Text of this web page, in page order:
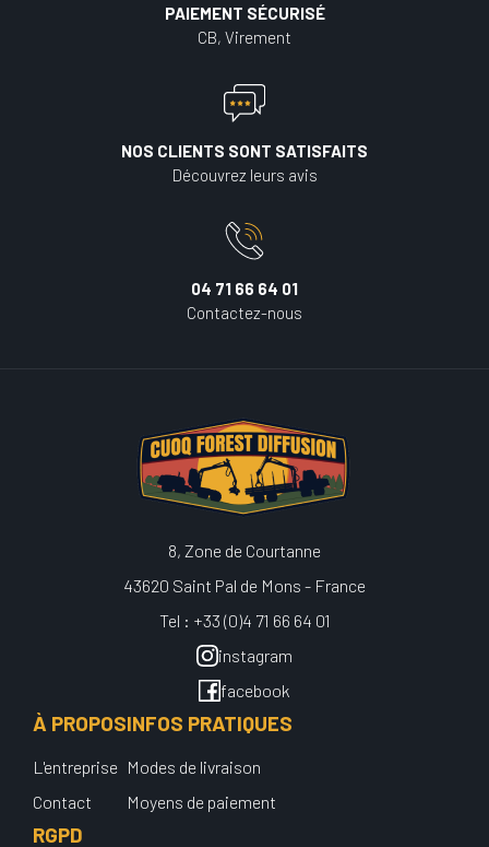
PAIEMENT SÉCURISÉ
CB, Virement
NOS CLIENTS SONT SATISFAITS
Découvrez leurs avis
04 71 66 64 01
Contactez-nous
8, Zone de Courtanne
43620 Saint Pal de Mons - France
Tel : +33 (0)4 71 66 64 01
instagram
facebook
À PROPOS
L'entreprise
Contact
INFOS PRATIQUES
Modes de livraison
Moyens de paiement
RGPD